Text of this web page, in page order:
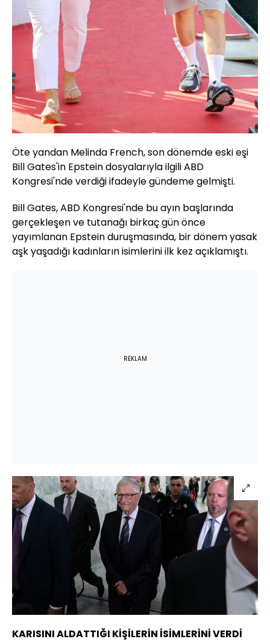
Öte yandan Melinda French, son dönemde eski eşi
Bill Gates'in Epstein dosyalarıyla ilgili ABD
Kongresi'nde verdiği ifadeyle gündeme gelmişti.
Bill Gates, ABD Kongresi'nde bu ayın başlarında
gerçekleşen ve tutanağı birkaç gün önce
yayımlanan Epstein duruşmasında, bir dönem yasak
aşk yaşadığı kadınların isimlerini ilk kez açıklamıştı.
REKLAM
KARISINI ALDATTIĞI KİŞİLERİN İSİMLERİNİ VERDİ